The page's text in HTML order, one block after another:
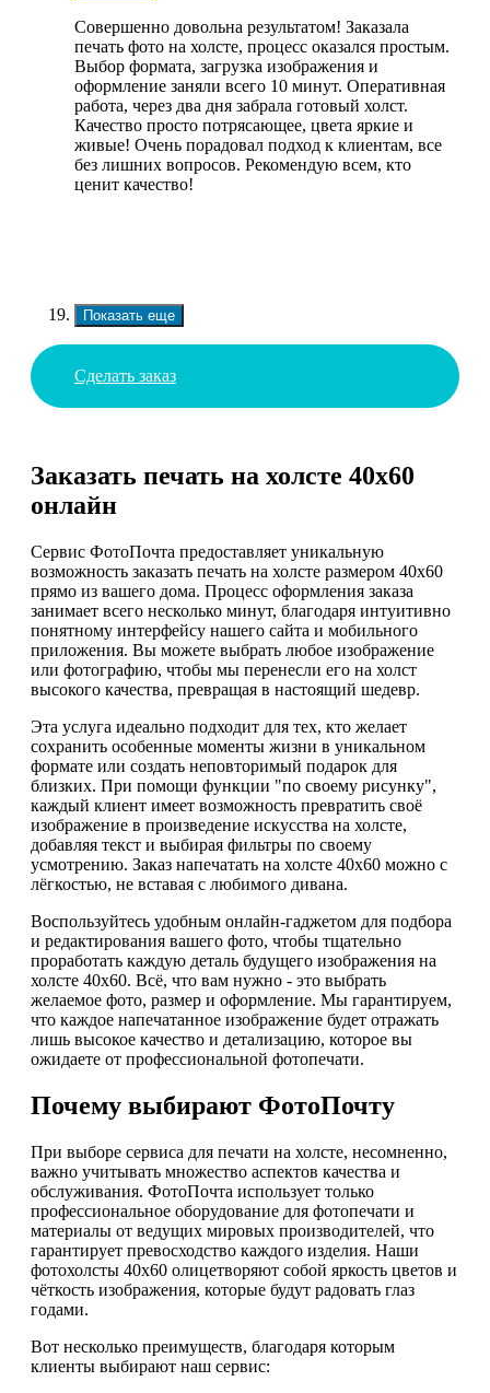
Совершенно довольна результатом! Заказала
печать фото на холсте, процесс оказался простым.
Выбор формата, загрузка изображения и
оформление заняли всего 10 минут. Оперативная
работа, через два дня забрала готовый холст.
Качество просто потрясающее, цвета яркие и
живые! Очень порадовал подход к клиентам, все
без лишних вопросов. Рекомендую всем, кто
ценит качество!
Показать еще
Сделать заказ
Заказать печать на холсте 40х60
онлайн
Сервис ФотоПочта предоставляет уникальную
возможность заказать печать на холсте размером 40х60
прямо из вашего дома. Процесс оформления заказа
занимает всего несколько минут, благодаря интуитивно
понятному интерфейсу нашего сайта и мобильного
приложения. Вы можете выбрать любое изображение
или фотографию, чтобы мы перенесли его на холст
высокого качества, превращая в настоящий шедевр.
Эта услуга идеально подходит для тех, кто желает
сохранить особенные моменты жизни в уникальном
формате или создать неповторимый подарок для
близких. При помощи функции "по своему рисунку",
каждый клиент имеет возможность превратить своё
изображение в произведение искусства на холсте,
добавляя текст и выбирая фильтры по своему
усмотрению. Заказ напечатать на холсте 40х60 можно с
лёгкостью, не вставая с любимого дивана.
Воспользуйтесь удобным онлайн-гаджетом для подбора
и редактирования вашего фото, чтобы тщательно
проработать каждую деталь будущего изображения на
холсте 40х60. Всё, что вам нужно - это выбрать
желаемое фото, размер и оформление. Мы гарантируем,
что каждое напечатанное изображение будет отражать
лишь высокое качество и детализацию, которое вы
ожидаете от профессиональной фотопечати.
Почему выбирают ФотоПочту
При выборе сервиса для печати на холсте, несомненно,
важно учитывать множество аспектов качества и
обслуживания. ФотоПочта использует только
профессиональное оборудование для фотопечати и
материалы от ведущих мировых производителей, что
гарантирует превосходство каждого изделия. Наши
фотохолсты 40х60 олицетворяют собой яркость цветов и
чёткость изображения, которые будут радовать глаз
годами.
Вот несколько преимуществ, благодаря которым
клиенты выбирают наш сервис: